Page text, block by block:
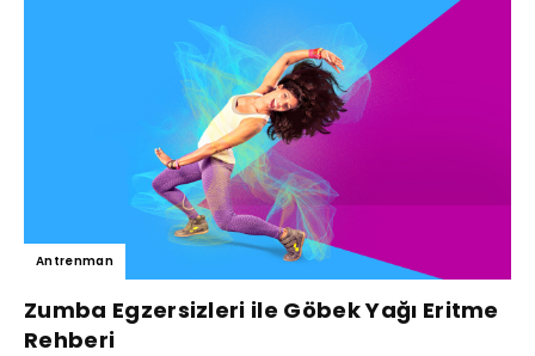
Antrenman
Zumba Egzersizleri ile Göbek Yağı Eritme
Rehberi